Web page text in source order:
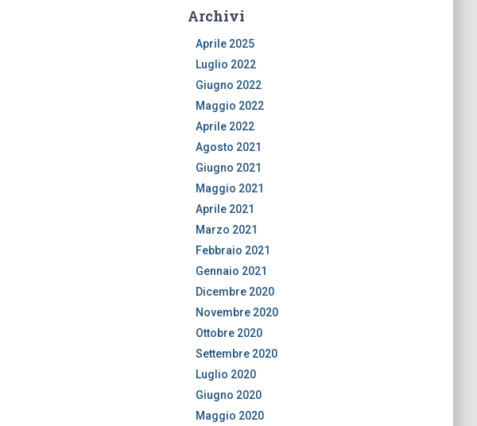
Archivi
Aprile 2025
Luglio 2022
Giugno 2022
Maggio 2022
Aprile 2022
Agosto 2021
Giugno 2021
Maggio 2021
Aprile 2021
Marzo 2021
Febbraio 2021
Gennaio 2021
Dicembre 2020
Novembre 2020
Ottobre 2020
Settembre 2020
Luglio 2020
Giugno 2020
Maggio 2020